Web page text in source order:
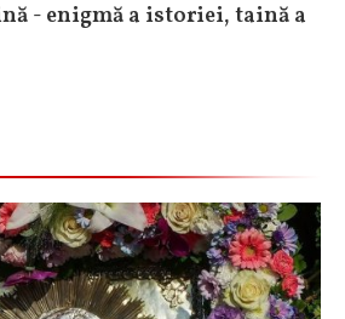
- enigmă a istoriei, taină a